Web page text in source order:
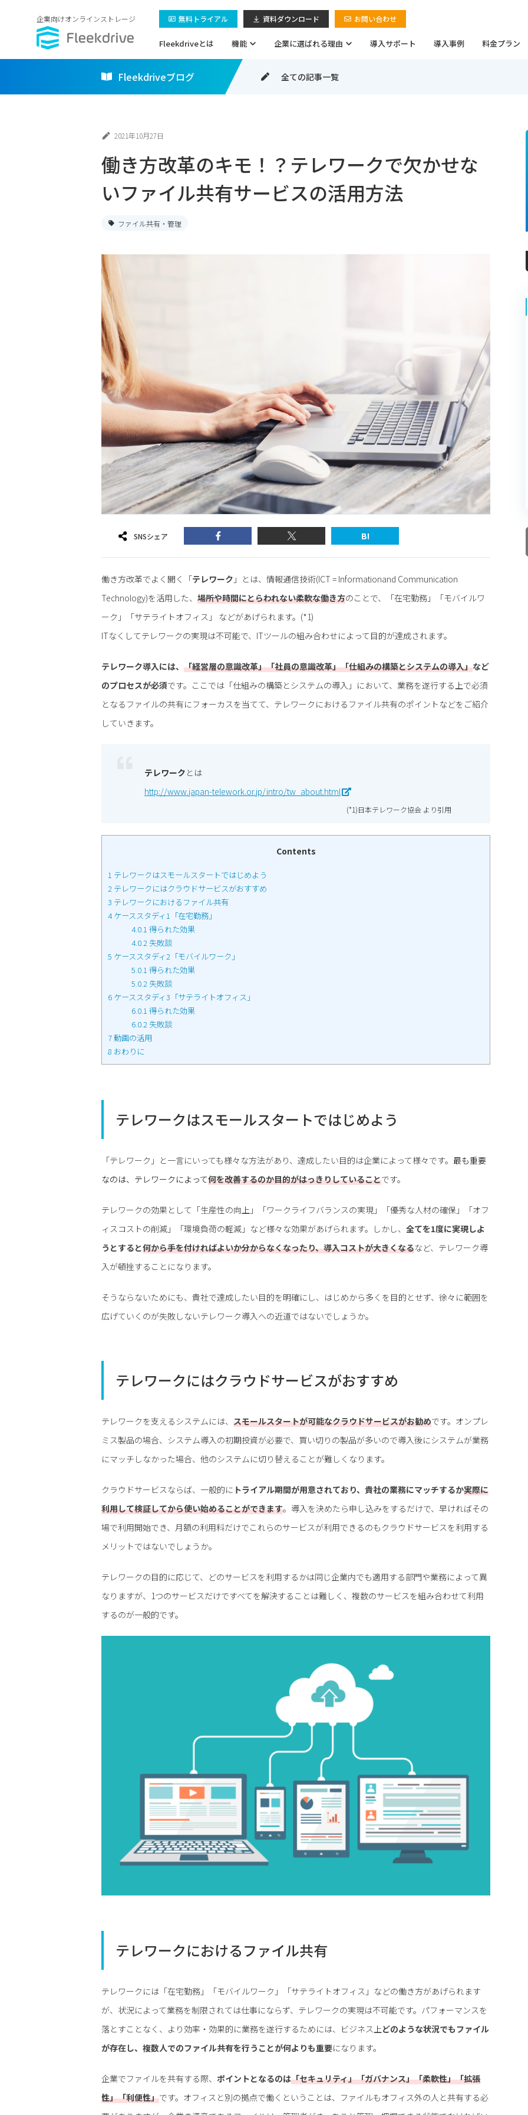
企業向けオンラインストレージ 無料トライアル 資料ダウンロード お問い合わせ
Fleekdriveとは 機能 企業に選ばれる理由 導入サポート 導入事例 料金プラン
Fleekdriveブログ 全ての記事一覧
2021年10月27日
働き方改革のキモ！？テレワークで欠かせな
いファイル共有サービスの活用方法
ファイル共有・管理
SNSシェア B!
働き方改革でよく聞く「テレワーク 」とは、情報通信技術(ICT = Informationand Communication
Technology)を活用した、 場所や時間にとらわれない柔軟な働き方のことで、「在宅勤務」「モバイルワ
ーク」「サテライトオフィス」 などがあげられます。(*1)
ITなくしてテレワークの実現は不可能で、ITツールの組み合わせによって目的が達成されます。
テレワーク導入には、 「経営層の意識改革」「社員の意識改革」「仕組みの構築とシステムの導入」など
のプロセスが必須です。ここでは「仕組みの構築とシステムの導入」において、業務を遂行する上で必須
となるファイルの共有にフォーカスを当てて、テレワークにおけるファイル共有のポイントなどをご紹介
していきます。
テレワーク とは
http://www.japan-telework.or.jp/intro/tw_about.html
(*1)日本テレワーク協会 より引用
Contents
1 テレワークはスモールスタートではじめよう
2 テレワークにはクラウドサービスがおすすめ
3 テレワークにおけるファイル共有
4ケーススタディ1「在宅勤務」
4.0.1 得られた効果
4.0.2失敗談
5 ケーススタディ2「モバイルワーク」
5.0.1 得られた効果
5.0.2失敗談
6 ケーススタディ3「サテライトオフィス」
6.0.1 得られた効果
6.0.2失敗談
7動画の活用
8 おわりに
テレワークはスモールスタートではじめよう
「テレワーク」と一言にいっても様々な方法があり、達成したい目的は企業によって様々です。 最も重要
なのは、テレワークによって何を改善するのか目的がはっきりしていることです。
テレワークの効果として「生産性の向上」「ワークライフバランスの実現」「優秀な人材の確保」「オフ
ィスコストの削減」「環境負荷の軽減」など様々な効果があげられます。しかし、 全てを1度に実現しよ
うとすると何から手を付ければよいか分からなくなったり、導入コストが大きくなるなど、テレワーク導
入が頓挫することになります。
そうならないためにも、貴社で達成したい目的を明確にし、はじめから多くを目的とせず、徐々に範囲を
広げていくのが失敗しないテレワーク導入への近道ではないでしょうか。
テレワークにはクラウドサービスがおすすめ
テレワークを支えるシステムには、 スモールスタートが可能なクラウドサービスがお勧めです。オンプレ
ミス製品の場合、システム導入の初期投資が必要で、買い切りの製品が多いので導入後にシステムが業務
にマッチしなかった場合、他のシステムに切り替えることが難しくなります。
クラウドサービスならば、一般的に トライアル期間が用意されており、貴社の業務にマッチするか実際に
利用して検証してから使い始めることができます。導入を決めたら申し込みをするだけで、早ければその
場で利用開始でき、月額の利用料だけでこれらのサービスが利用できるのもクラウドサービスを利用する
メリットではないでしょうか。
テレワークの目的に応じて、どのサービスを利用するかは同じ企業内でも適用する部門や業務によって異
なりますが、1つのサービスだけですべてを解決することは難しく、複数のサービスを組み合わせて利用
するのが一般的です。
テレワークにおけるファイル共有
テレワークには「在宅勤務」「モバイルワーク」「サテライトオフィス」などの働き方があげられます
が、状況によって業務を制限されては仕事にならず、テレワークの実現は不可能です。パフォーマンスを
落とすことなく、より効率・効果的に業務を遂行するためには、ビジネス上どのような状況でもファイル
が存在し、複数人でのファイル共有を行うことが何よりも重要になります。
企業でファイルを共有する際、 ポイントとなるのは「セキュリティ」「ガバナンス」「柔軟性」「拡張
性」「利便性」です。オフィスと別の拠点で働くということは、ファイルもオフィス外の人と共有する必